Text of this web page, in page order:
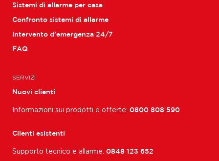
Sistemi di allarme per casa
Confronto sistemi di allarme
Intervento d’emergenza 24/7
FAQ
SERVIZI
Nuovi clienti
Informazioni sui prodotti e offerte:0800 808 590
Clienti esistenti
Supporto tecnico e allarme:0848 123 652